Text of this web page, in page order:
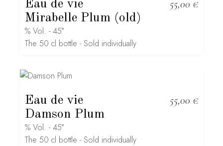
Eau de vie
Mirabelle Plum (old)
55,00 €
% Vol. - 45°
The 50 cl bottle - Sold individually
Eau de vie
Damson Plum
55,00 €
% Vol. - 45°
The 50 cl bottle - Sold individually